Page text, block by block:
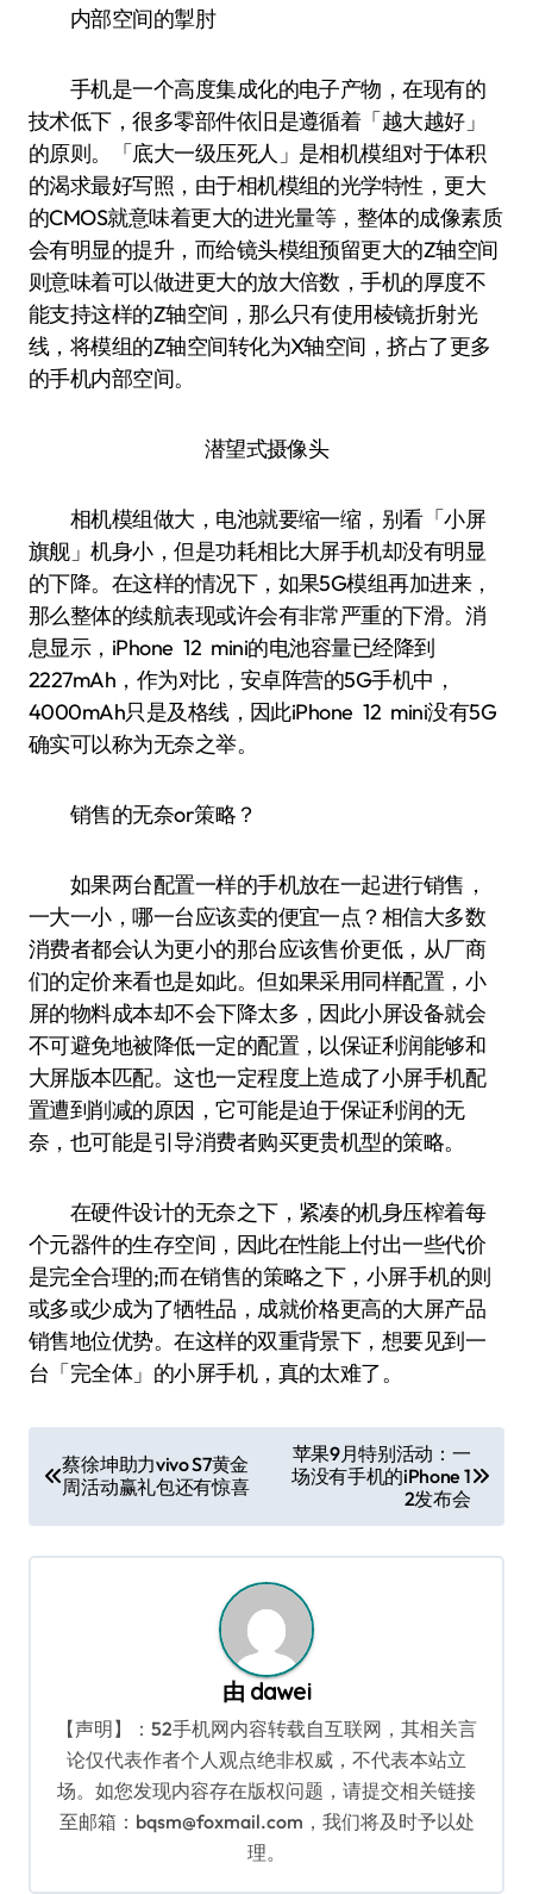
内部空间的掣肘
手机是一个高度集成化的电子产物，在现有的
技术低下，很多零部件依旧是遵循着「越大越好」
的原则。「底大一级压死人」是相机模组对于体积
的渴求最好写照，由于相机模组的光学特性，更大
的CMOS就意味着更大的进光量等，整体的成像素质
会有明显的提升，而给镜头模组预留更大的Z轴空间
则意味着可以做进更大的放大倍数，手机的厚度不
能支持这样的Z轴空间，那么只有使用棱镜折射光
线，将模组的Z轴空间转化为X轴空间，挤占了更多
的手机内部空间。
潜望式摄像头
相机模组做大，电池就要缩一缩，别看「小屏
旗舰」机身小，但是功耗相比大屏手机却没有明显
的下降。在这样的情况下，如果5G模组再加进来，
那么整体的续航表现或许会有非常严重的下滑。消
息显示，iPhone 12 mini的电池容量已经降到
2227mAh，作为对比，安卓阵营的5G手机中，
4000mAh只是及格线，因此iPhone 12 mini没有5G
确实可以称为无奈之举。
销售的无奈or策略？
如果两台配置一样的手机放在一起进行销售，
一大一小，哪一台应该卖的便宜一点？相信大多数
消费者都会认为更小的那台应该售价更低，从厂商
们的定价来看也是如此。但如果采用同样配置，小
屏的物料成本却不会下降太多，因此小屏设备就会
不可避免地被降低一定的配置，以保证利润能够和
大屏版本匹配。这也一定程度上造成了小屏手机配
置遭到削减的原因，它可能是迫于保证利润的无
奈，也可能是引导消费者购买更贵机型的策略。
在硬件设计的无奈之下，紧凑的机身压榨着每
个元器件的生存空间，因此在性能上付出一些代价
是完全合理的;而在销售的策略之下，小屏手机的则
或多或少成为了牺牲品，成就价格更高的大屏产品
销售地位优势。在这样的双重背景下，想要见到一
台「完全体」的小屏手机，真的太难了。
章
导
航
蔡徐坤助力vivo S7黄金
周活动赢礼包还有惊喜
苹果9月特别活动：一
场没有手机的iPhone 1
2发布会
由 dawei
【声明】：52手机网内容转载自互联网，其相关言
论仅代表作者个人观点绝非权威，不代表本站立
场。如您发现内容存在版权问题，请提交相关链接
至邮箱：bqsm@foxmail.com，我们将及时予以处
理。